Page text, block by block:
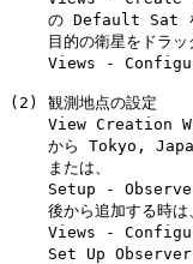
の Default Sat
目的の衛星をドラッ
Views -
(2) 観測地点の設定
View Creation
から Tokyo,
    または、
Setup -
後から追加する時は
Views -
Set Up